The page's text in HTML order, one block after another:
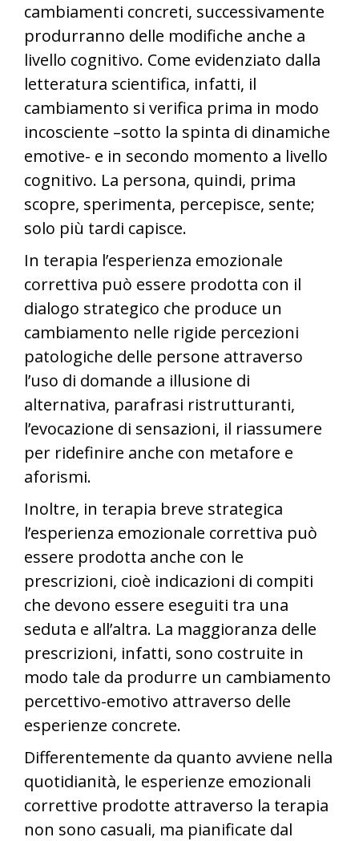
cambiamenti concreti, successivamente
produrranno delle modifiche anche a
livello cognitivo. Come evidenziato dalla
letteratura scientifica, infatti, il
cambiamento si verifica prima in modo
incosciente –sotto la spinta di dinamiche
emotive- e in secondo momento a livello
cognitivo. La persona, quindi, prima
scopre, sperimenta, percepisce, sente;
solo più tardi capisce.
In terapia l’esperienza emozionale
correttiva può essere prodotta con il
dialogo strategico che produce un
cambiamento nelle rigide percezioni
patologiche delle persone attraverso
l’uso di domande a illusione di
alternativa, parafrasi ristrutturanti,
l’evocazione di sensazioni, il riassumere
per ridefinire anche con metafore e
aforismi.
Inoltre, in terapia breve strategica
l’esperienza emozionale correttiva può
essere prodotta anche con le
prescrizioni, cioè indicazioni di compiti
che devono essere eseguiti tra una
seduta e all’altra. La maggioranza delle
prescrizioni, infatti, sono costruite in
modo tale da produrre un cambiamento
percettivo-emotivo attraverso delle
esperienze concrete.
Differentemente da quanto avviene nella
quotidianità, le esperienze emozionali
correttive prodotte attraverso la terapia
non sono casuali, ma pianificate dal